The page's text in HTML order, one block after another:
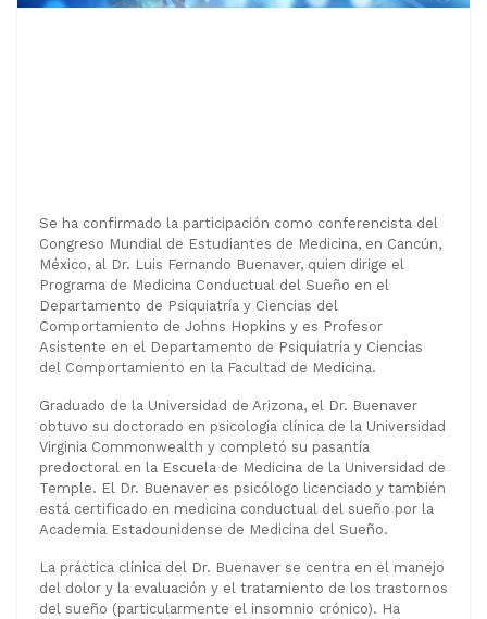
Se ha confirmado la participación como conferencista del
Congreso Mundial de Estudiantes de Medicina, en Cancún,
México, al Dr. Luis Fernando Buenaver, quien dirige el
Programa de Medicina Conductual del Sueño en el
Departamento de Psiquiatría y Ciencias del
Comportamiento de Johns Hopkins y es Profesor
Asistente en el Departamento de Psiquiatría y Ciencias
del Comportamiento en la Facultad de Medicina.
Graduado de la Universidad de Arizona, el Dr. Buenaver
obtuvo su doctorado en psicología clínica de la Universidad
Virginia Commonwealth y completó su pasantía
predoctoral en la Escuela de Medicina de la Universidad de
Temple. El Dr. Buenaver es psicólogo licenciado y también
está certificado en medicina conductual del sueño por la
Academia Estadounidense de Medicina del Sueño.
La práctica clínica del Dr. Buenaver se centra en el manejo
del dolor y la evaluación y el tratamiento de los trastornos
del sueño (particularmente el insomnio crónico). Ha